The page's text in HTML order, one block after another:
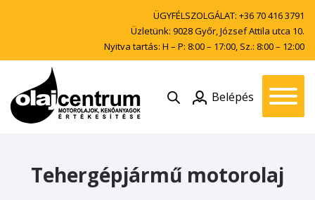
ÜGYFÉLSZOLGÁLAT: +36 70 416 3791
Üzletünk: 9028 Győr, József Attila utca 10.
Nyitva tartás: H – P: 8:00 – 17:00, Sz.: 8:00 – 12:00
Belépés
Tehergépjármű motorolaj